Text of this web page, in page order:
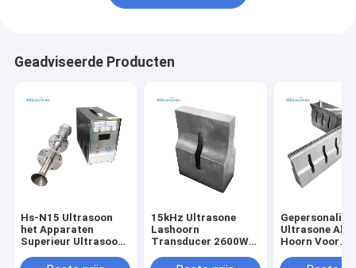
Geadviseerde Producten
Hs-N15 Ultrasoon
het Apparaten
Superieur Ultrasoon
Materiaal van de
15kHz Ultrasone
Lashoorn
Transducer 2600W
Ultrasone
Hoorn Voor
Lasmachine